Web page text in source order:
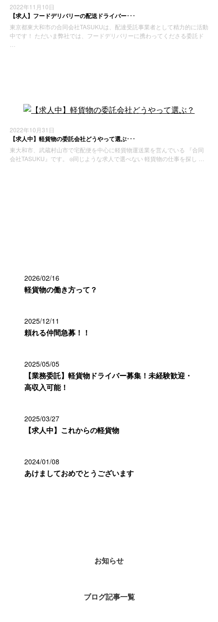
2022年11月10日
【求人】フードデリバリーの配送ドライバー･･･
東京都東大和市の合同会社TASUKUは、配達受託事業者として精力的に活動
中です！ ただいま弊社では、フードデリバリーに携わってくださる委託ド
2022年10月31日
【求人中】軽貨物の委託会社どうやって選ぶ･･･
東大和市、武蔵村山市で宅配便を中心に軽貨物運送業を営んでいる 『合同
会社TASUKU』です。 ◎同じような求人で選べない 軽貨物の仕事を探し …
2026/02/16
軽貨物の働き方って？
2025/12/11
頼れる仲間急募！！
2025/05/05
【業務委託】軽貨物ドライバー募集！未経験歓迎・
高収入可能！
2025/03/27
【求人中】これからの軽貨物
2024/01/08
あけましておめでとうございます
お知らせ
ブログ記事一覧